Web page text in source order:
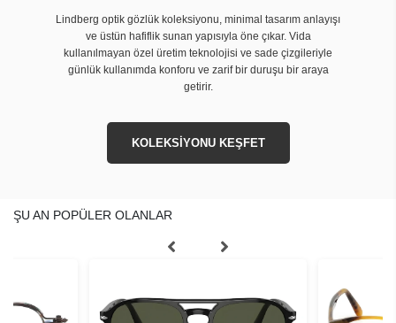
Lindberg optik gözlük koleksiyonu, minimal tasarım anlayışı
ve üstün hafiflik sunan yapısıyla öne çıkar. Vida
kullanılmayan özel üretim teknolojisi ve sade çizgileriyle
günlük kullanımda konforu ve zarif bir duruşu bir araya
getirir.
KOLEKSİYONU KEŞFET
ŞU AN POPÜLER OLANLAR